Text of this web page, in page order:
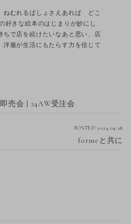
ねむれるばしょさえあれば どこ
好きな絵本のはじまりが妙にし
ちで店を続けたいなあと思い、店
洋服が生活にもたらす力を信じて
売会 | 24AW受注会
POSTED 2024.04.28
formeと共に